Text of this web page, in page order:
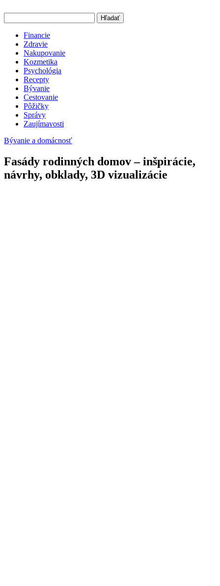
Hľadať
Financie
Zdravie
Nakupovanie
Kozmetika
Psychológia
Recepty
Bývanie
Cestovanie
Pôžičky
Správy
Zaujímavosti
Bývanie a domácnosť
Fasády rodinných domov – inšpirácie,
návrhy, obklady, 3D vizualizácie